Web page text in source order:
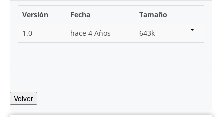
Versión Fecha
Tamaño
1.0
hace 4 Años 643k
Volver